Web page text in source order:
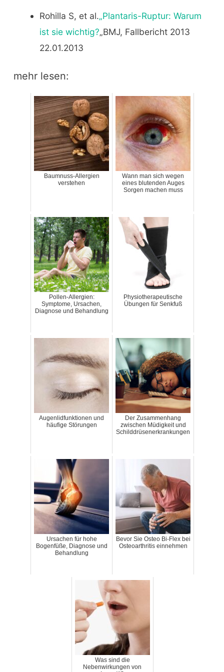
Rohilla S, et al.„Plantaris-Ruptur: Warum
ist sie wichtig?„BMJ, Fallbericht 2013
22.01.2013
mehr lesen:
Baumnuss-Allergien
verstehen
Wann man sich wegen
eines blutenden Auges
Sorgen machen muss
Pollen-Allergien:
Symptome, Ursachen,
Diagnose und Behandlung
Physiotherapeutische
Übungen für Senkfuß
Augenlidfunktionen und
häufige Störungen
Der Zusammenhang
zwischen Müdigkeit und
Schilddrüsenerkrankungen
Ursachen für hohe
Bogenfüße, Diagnose und
Behandlung
Bevor Sie Osteo Bi-Flex bei
Osteoarthritis einnehmen
Was sind die
Nebenwirkungen von